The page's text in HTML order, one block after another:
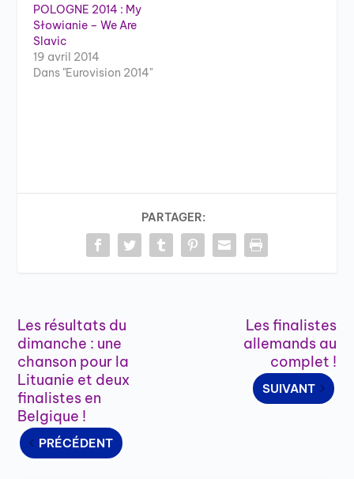
POLOGNE 2014 : My
Słowianie – We Are
Slavic
19 avril 2014
Dans "Eurovision 2014"
PARTAGER:
Les résultats du
dimanche : une
chanson pour la
Lituanie et deux
finalistes en
Belgique !
PRÉCÉDENT
Les finalistes
allemands au
complet !
SUIVANT